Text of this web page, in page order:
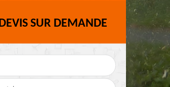
Elagage arbre fruitier
71
DEVIS SUR DEMANDE